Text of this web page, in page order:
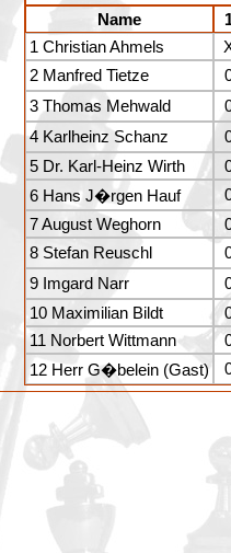
Name
1 Christian Ahmels
2 Manfred Tietze
3 Thomas Mehwald
4 Karlheinz Schanz
5 Dr. Karl-Heinz Wirth
6 Hans J�rgen Hauf
7 August Weghorn
8 Stefan Reuschl
9 Imgard Narr
10 Maximilian Bildt
11 Norbert Wittmann
12 Herr G�belein (Gast)